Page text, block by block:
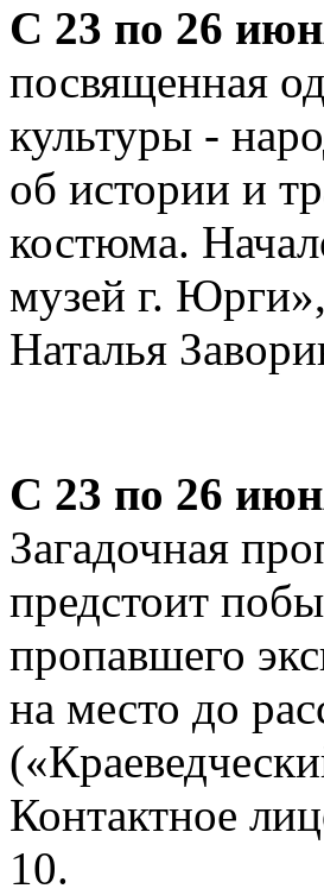
С 23 по 26
посвященная
культуры -
об истории и
костюма.
музей г.
Наталья
С 23 по 26
Загадочная
предстоит
пропавшего
на место до
Контактное
10.